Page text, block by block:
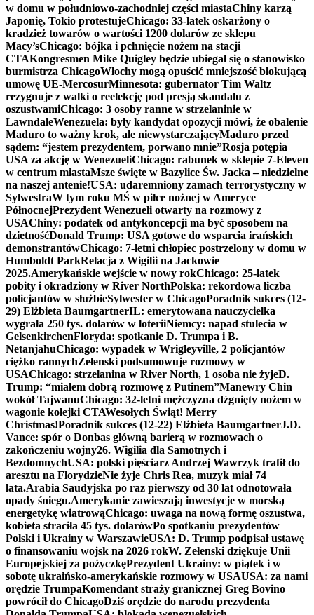
w domu w południowo-zachodniej części miastaChiny karzą
Japonię, Tokio protestujeChicago: 33-latek oskarżony o
kradzież towarów o wartości 1200 dolarów ze sklepu
Macy’sChicago: bójka i pchnięcie nożem na stacji
CTAKongresmen Mike Quigley będzie ubiegał się o stanowisko
burmistrza ChicagoWłochy mogą opuścić mniejszość blokującą
umowę UE-MercosurMinnesota: gubernator Tim Waltz
rezygnuje z walki o reelekcję pod presją skandalu z
oszustwamiChicago: 3 osoby ranne w strzelaninie w
LawndaleWenezuela: były kandydat opozycji mówi, że obalenie
Maduro to ważny krok, ale niewystarczającyMaduro przed
sądem: “jestem prezydentem, porwano mnie”Rosja potępia
USA za akcję w WenezueliChicago: rabunek w sklepie 7-Eleven
w centrum miastaMsze święte w Bazylice Św. Jacka – niedzielne
na naszej antenie!USA: udaremniony zamach terrorystyczny w
SylwestraW tym roku MŚ w piłce nożnej w Ameryce
PółnocnejPrezydent Wenezueli otwarty na rozmowy z
USAChiny: podatek od antykoncepcji ma być sposobem na
dzietnośćDonald Trump: USA gotowe do wsparcia irańskich
demonstrantówChicago: 7-letni chłopiec postrzelony w domu w
Humboldt ParkRelacja z Wigilii na Jackowie
2025.Amerykańskie wejście w nowy rokChicago: 25-latek
pobity i okradziony w River NorthPolska: rekordowa liczba
policjantów w służbieSylwester w ChicagoPoradnik sukces (12-
29) Elżbieta BaumgartnerIL: emerytowana nauczycielka
wygrała 250 tys. dolarów w loteriiNiemcy: napad stulecia w
GelsenkirchenFloryda: spotkanie D. Trumpa i B.
NetanjahuChicago: wypadek w Wrigleyville, 2 policjantów
ciężko rannychZełenski podsumowuje rozmowy w
USAChicago: strzelanina w River North, 1 osoba nie żyjeD.
Trump: “miałem dobrą rozmowę z Putinem”Manewry Chin
wokół TajwanuChicago: 32-letni mężczyzna dźgnięty nożem w
wagonie kolejki CTAWesołych Świąt! Merry
Christmas!Poradnik sukces (12-22) Elżbieta BaumgartnerJ.D.
Vance: spór o Donbas główną barierą w rozmowach o
zakończeniu wojny26. Wigilia dla Samotnych i
BezdomnychUSA: polski pięściarz Andrzej Wawrzyk trafił do
aresztu na FlorydzieNie żyje Chris Rea, muzyk miał 74
lata.Arabia Saudyjska po raz pierwszy od 30 lat odnotowała
opady śniegu.Amerykanie zawieszają inwestycje w morską
energetykę wiatrowąChicago: uwaga na nową formę oszustwa,
kobieta straciła 45 tys. dolarówPo spotkaniu prezydentów
Polski i Ukrainy w WarszawieUSA: D. Trump podpisał ustawę
o finansowaniu wojsk na 2026 rokW. Zełenski dziękuje Unii
Europejskiej za pożyczkęPrezydent Ukrainy: w piątek i w
sobotę ukraińsko-amerykańskie rozmowy w USAUSA: za nami
orędzie TrumpaKomendant straży granicznej Greg Bovino
powrócił do ChicagoDziś orędzie do narodu prezydenta